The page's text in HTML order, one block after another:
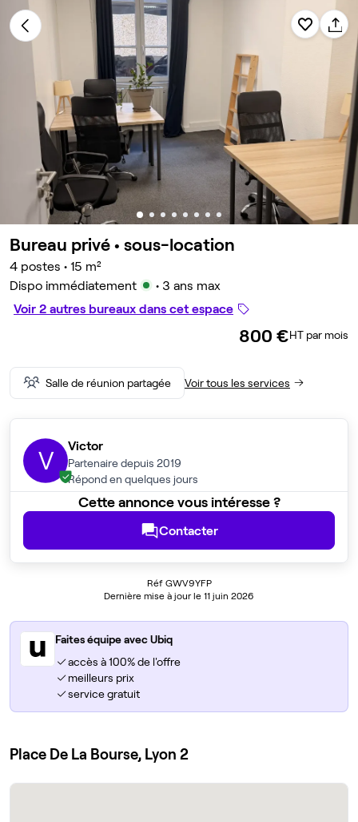
Bureau privé • sous-location
4 postes • 15 m²
Dispo immédiatement
• 3 ans max
Voir 2 autres bureaux dans cet espace
800 €HT par mois
Salle de réunion partagée Voir tous les services
V Victor
Partenaire depuis 2019
Répond en quelques jours
Cette annonce vous intéresse ?
Contacter
Réf GWV9YFP
Dernière mise à jour le 11 juin 2026
Faites équipe avec Ubiq
accès à 100% de l'offre
meilleurs prix
service gratuit
Place De La Bourse, Lyon 2